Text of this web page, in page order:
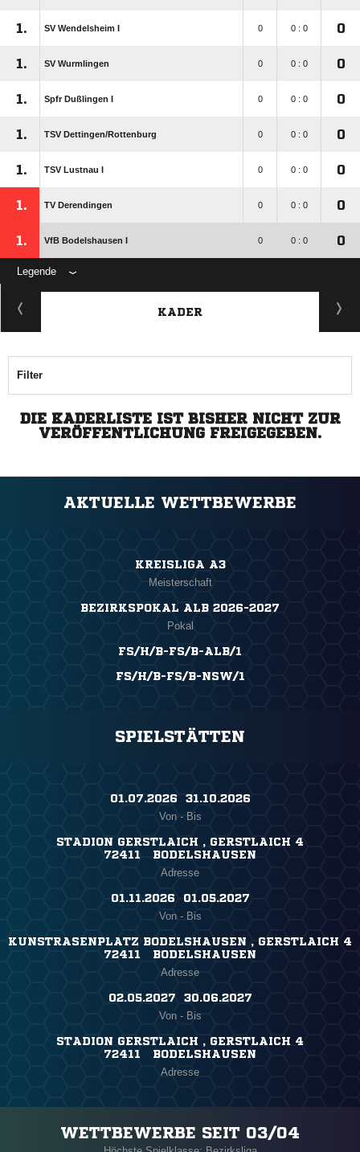
1. SV Wendelsheim I 0 0 : 0 0
1. SV Wurmlingen 0 0 : 0 0
1. Spfr Dußlingen I 0 0 : 0 0
1. TSV Dettingen/​Rottenburg 0 0 : 0 0
1. TSV Lustnau I 0 0 : 0 0
1. TV Derendingen 0 0 : 0 0
1. VfB Bodelshausen I 0 0 : 0 0
Legende
KADER
Filter
DIE KADERLISTE IST BISHER NICHT ZUR
VERÖFFENTLICHUNG FREIGEGEBEN.
AKTUELLE WETTBEWERBE
KREISLIGA A3
Meisterschaft
BEZIRKSPOKAL ALB 2026-2027
Pokal
FS/H/B-FS/B-ALB/1
FS/H/B-FS/B-NSW/1
SPIELSTÄTTEN
01.07.2026 ​ 31.10.2026
Von - Bis
STADION GERSTLAICH , GERSTLAICH 4
72411 BODELSHAUSEN
Adresse
01.11.2026 ​ 01.05.2027
Von - Bis
KUNSTRASENPLATZ BODELSHAUSEN , GERSTLAICH 4
72411 BODELSHAUSEN
Adresse
02.05.2027 ​ 30.06.2027
Von - Bis
STADION GERSTLAICH , GERSTLAICH 4
72411 BODELSHAUSEN
Adresse
WETTBEWERBE SEIT 03/04